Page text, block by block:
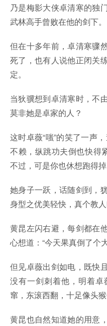
乃是梅影大侠卓清寒的独
武林高手曾败在他的剑下。
但在十多年前，卓清寒骤
死了，也有人说他正闭关
定。
当狄骥想到卓清寒时，不
莫非她是卓家的人？
这时卓薇“嗤”的笑了一声
不赖，纵跳功夫倒也快得
不过，可是你也休想跑得掉
她身子一跃，话随剑到，
身型之优美轻快，真个教人
黄昆左闪右避，每剑都在
心想道：“今天果真倒了个
但见卓薇出剑如电，既快
没有一剑刺着他，明着
窜，东滚西翻，十足像头猴
黄昆也自然知道她的用意